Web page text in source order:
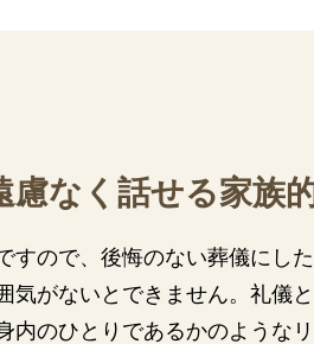
慮なく話せる家族
すので、後悔のない葬儀にし
気がないとできません。礼儀
内のひとりであるかのような